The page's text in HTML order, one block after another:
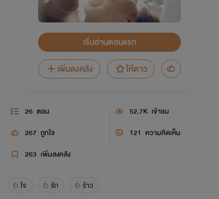
เริ่มอ่านตอนแรก
เพิ่มลงคลัง
ให้ดาว
26 ตอน 52.7K เข้าชม
267 ถูกใจ 121 ความคิดเห็น
263 เพิ่มลงคลัง
ใจ รัก ร้าว